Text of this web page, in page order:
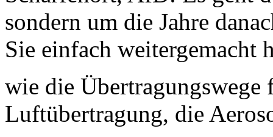
sondern um die Jahre
Sie einfach weitergemacht
wie die
Luftübertragung, die